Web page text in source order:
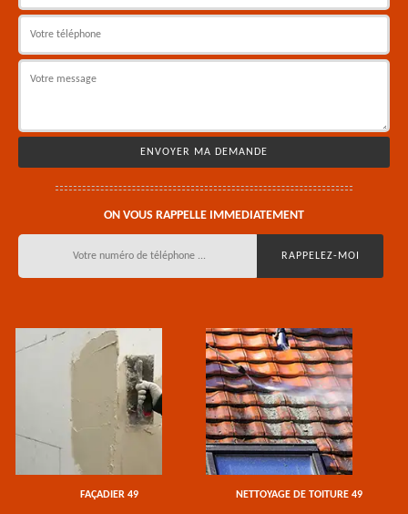
ON VOUS RAPPELLE IMMEDIATEMENT
FAÇADIER 49 NETTOYAGE DE TOITURE 49